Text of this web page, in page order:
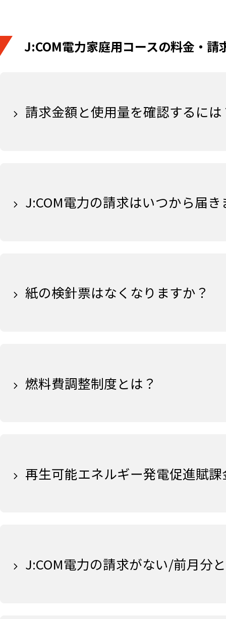
J:COM電力家庭用コースの料金・請
請求金額と使用量を確認するには
J:COM電力の請求はいつから届
紙の検針票はなくなりますか？
燃料費調整制度とは？
再生可能エネルギー発電促進賦
J:COM電力の請求がない/前月分